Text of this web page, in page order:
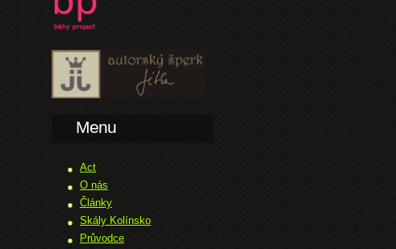
Menu
Act
O nás
Články
Skály Kolínsko
Průvodce